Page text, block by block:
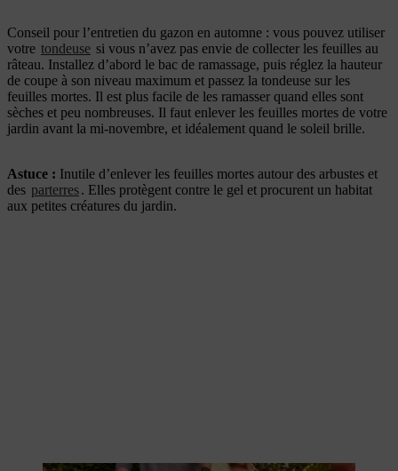
Conseil pour l’entretien du gazon en automne : vous pouvez utiliser
votre tondeuse si vous n’avez pas envie de collecter les feuilles au
râteau. Installez d’abord le bac de ramassage, puis réglez la hauteur
de coupe à son niveau maximum et passez la tondeuse sur les
feuilles mortes. Il est plus facile de les ramasser quand elles sont
sèches et peu nombreuses. Il faut enlever les feuilles mortes de votre
jardin avant la mi-novembre, et idéalement quand le soleil brille.
Astuce : Inutile d’enlever les feuilles mortes autour des arbustes et
des parterres. Elles protègent contre le gel et procurent un habitat
aux petites créatures du jardin.